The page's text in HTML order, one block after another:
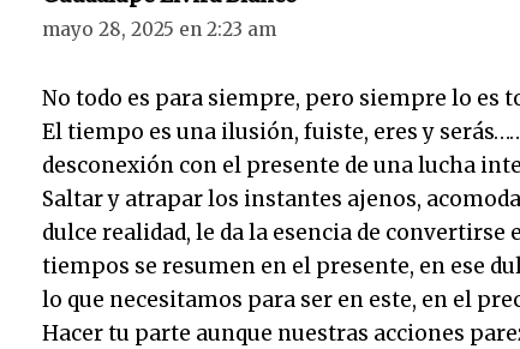
mayo 28, 2025 en 2:23 am
No todo es para siempre, pero siempre lo es
El tiempo es una ilusión, fuiste, eres y
desconexión con el presente de una lucha
Saltar y atrapar los instantes ajenos,
dulce realidad, le da la esencia de
tiempos se resumen en el presente, en ese
lo que necesitamos para ser en este, en el
Hacer tu parte aunque nuestras acciones